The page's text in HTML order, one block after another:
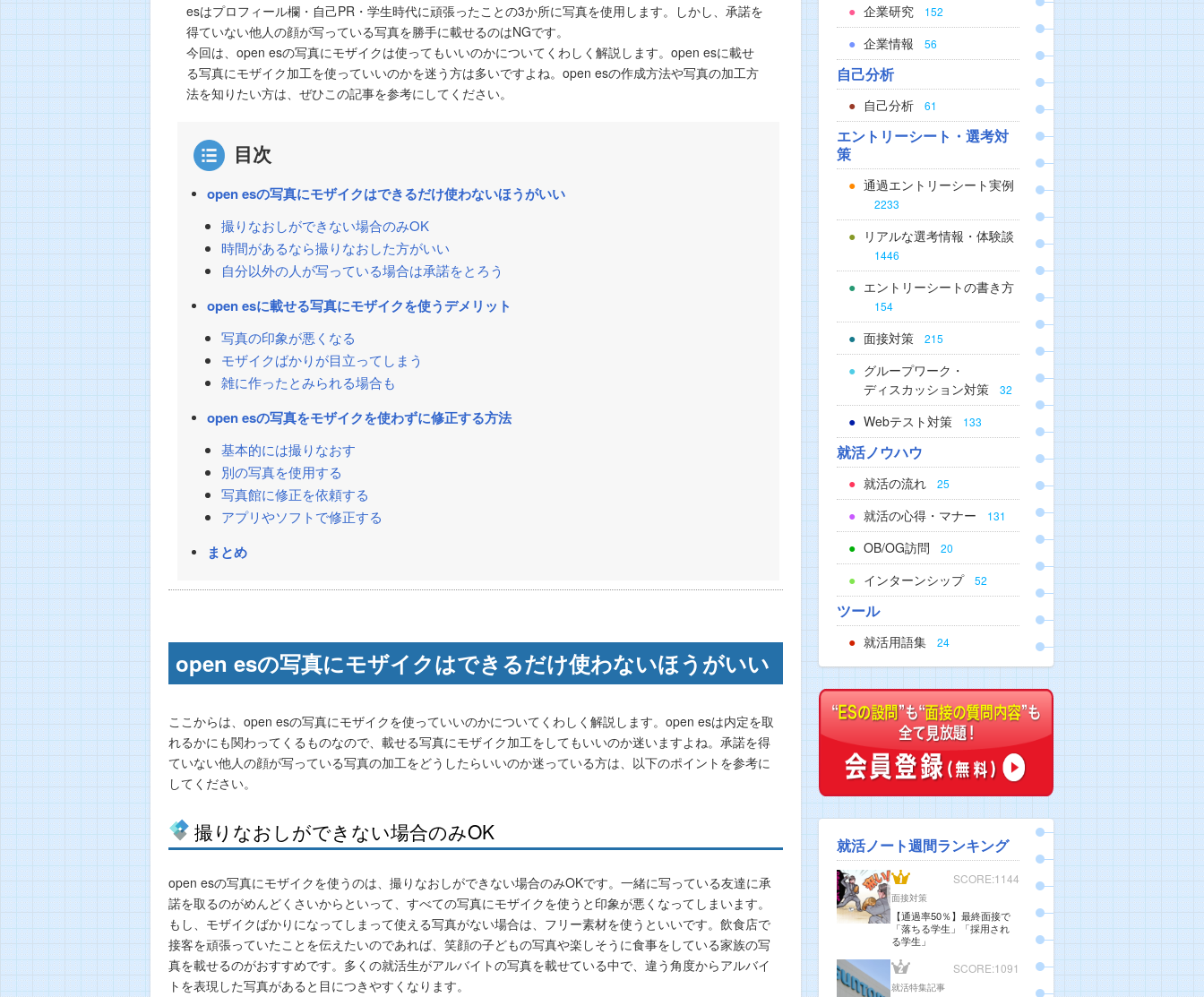
esはプロフィール欄・自己PR・学生時代に頑張ったことの3か所に写真を使用します。しかし、承諾を
得ていない他人の顔が写っている写真を勝手に載せるのはNGです。
今回は、open esの写真にモザイクは使ってもいいのかについてくわしく解説します。open esに載せ
る写真にモザイク加工を使っていいのかを迷う方は多いですよね。open esの作成方法や写真の加工方
法を知りたい方は、ぜひこの記事を参考にしてください。
目次
open esの写真にモザイクはできるだけ使わないほうがいい
撮りなおしができない場合のみOK
時間があるなら撮りなおした方がいい
自分以外の人が写っている場合は承諾をとろう
open esに載せる写真にモザイクを使うデメリット
写真の印象が悪くなる
モザイクばかりが目立ってしまう
雑に作ったとみられる場合も
open esの写真をモザイクを使わずに修正する方法
基本的には撮りなおす
別の写真を使用する
写真館に修正を依頼する
アプリやソフトで修正する
まとめ
open esの写真にモザイクはできるだけ使わないほうがいい
ここからは、open esの写真にモザイクを使っていいのかについてくわしく解説します。open esは内定を取
れるかにも関わってくるものなので、載せる写真にモザイク加工をしてもいいのか迷いますよね。承諾を得
ていない他人の顔が写っている写真の加工をどうしたらいいのか迷っている方は、以下のポイントを参考に
してください。
撮りなおしができない場合のみOK
open esの写真にモザイクを使うのは、撮りなおしができない場合のみOKです。一緒に写っている友達に承
諾を取るのがめんどくさいからといって、すべての写真にモザイクを使うと印象が悪くなってしまいます。
もし、モザイクばかりになってしまって使える写真がない場合は、フリー素材を使うといいです。飲食店で
接客を頑張っていたことを伝えたいのであれば、笑顔の子どもの写真や楽しそうに食事をしている家族の写
真を載せるのがおすすめです。多くの就活生がアルバイトの写真を載せている中で、違う角度からアルバイ
トを表現した写真があると目につきやすくなります。
企業研究 152
企業情報 56
自己分析
自己分析 61
エントリーシート・選考対
策
通過エントリーシート実例
2233
リアルな選考情報・体験談
1446
エントリーシートの書き方
154
面接対策 215
グループワーク・
ディスカッション対策
32
Webテスト対策 133
就活ノウハウ
就活の流れ 25
就活の心得・マナー 131
OB/OG訪問 20
インターンシップ 52
ツール
就活用語集 24
就活ノート週間ランキング
SCORE:1144
面接対策
【通過率50％】最終面接で
「落ちる学生」「採用され
る学生」
SCORE:1091
就活特集記事